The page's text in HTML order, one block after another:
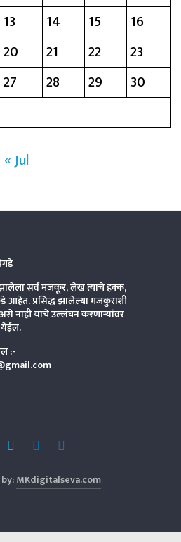
13 14 15
16
20 21 22
23
27 28 29
30
« Jul
सर्व मजकूर, लेख त्याचे हक्क,
प्रसिद्ध झालेल्या मजकुराशी
नाही याचे उल्लंघन करणाऱ्यांवर
येईल.
:-
MKdigitalseva.com